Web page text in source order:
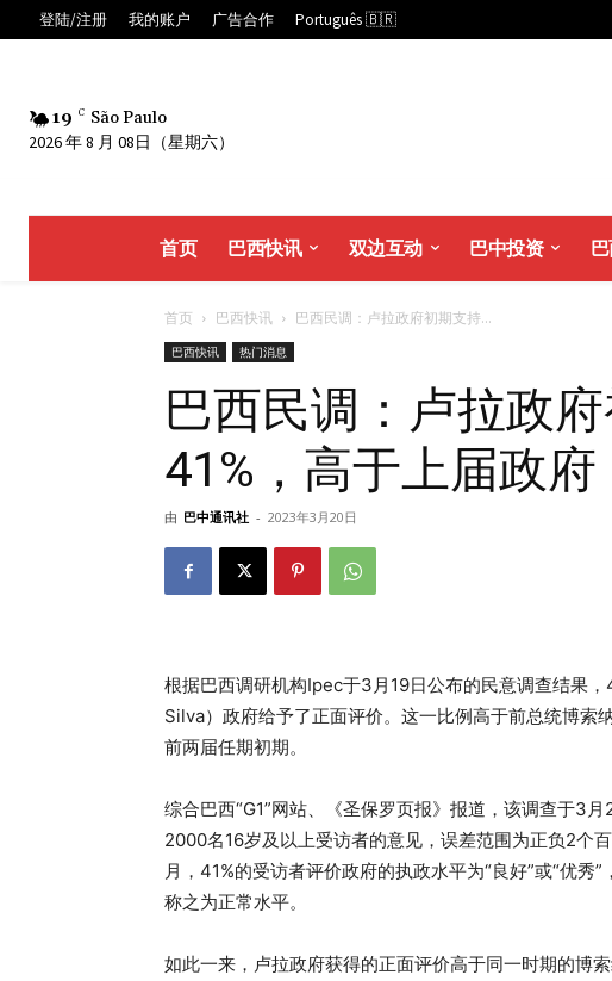
登陆/注册 我的账户 广告合作 Português 🇧🇷
19 C São Paulo
2026 年 8 月 08日（星期六）
首页 巴西快讯 双边互动 巴中投资
首页 巴西快讯 巴西民调：卢拉政府初期支持...
巴西快讯 热门消息
巴西民调：卢拉政
41%，高于上届政府
由 巴中通讯社 - 2023年3月20日
根据巴西调研机构Ipec于3月19日公布的民意调查结果
Silva）政府给予了正面评价。这一比例高于前总统博
前两届任期初期。
综合巴西“G1”网站、《圣保罗页报》报道，该调查于3
2000名16岁及以上受访者的意见，误差范围为正负2个
月，41%的受访者评价政府的执政水平为“良好”或“优秀
称之为正常水平。
如此一来，卢拉政府获得的正面评价高于同一时期的博